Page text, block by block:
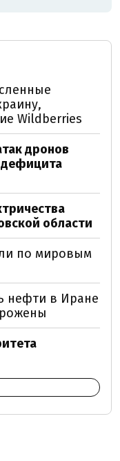
Wildberries
дронов
дефицита
области
по мировым
нефти в Иране